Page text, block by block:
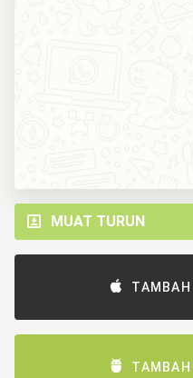
MUAT TURUN